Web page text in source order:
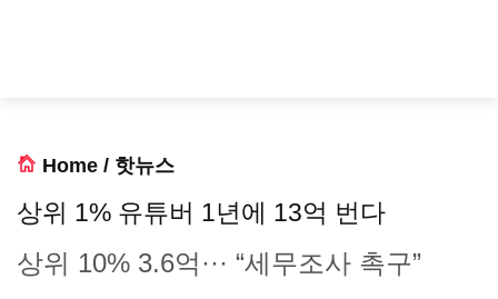
Home / 핫뉴스
상위 1% 유튜버 1년에 13억 번다
상위 10% 3.6억··· “세무조사 촉구”